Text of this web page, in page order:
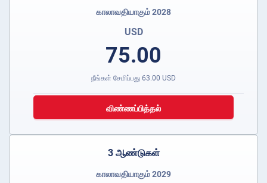
காலாவதியாகும் 2028
USD
75.00
நீங்கள் சேமிப்பது 63.00 USD
விண்ணப்பித்தல்
3 ஆண்டுகள்
காலாவதியாகும் 2029